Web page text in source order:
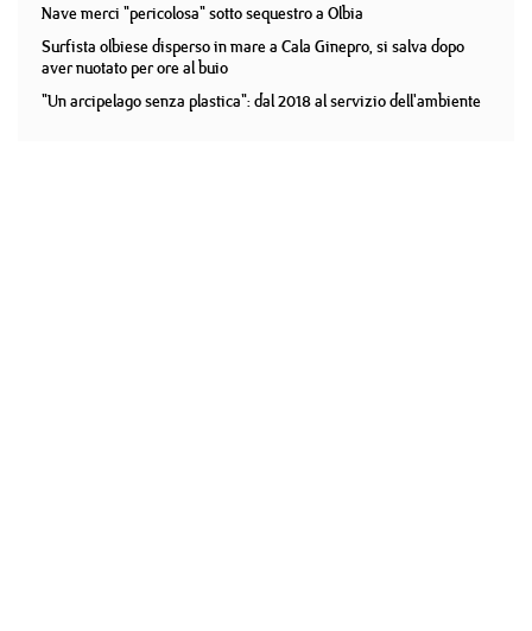
Nave merci "pericolosa" sotto sequestro a Olbia
Surfista olbiese disperso in mare a Cala Ginepro, si salva dopo
aver nuotato per ore al buio
"Un arcipelago senza plastica": dal 2018 al servizio dell'ambiente